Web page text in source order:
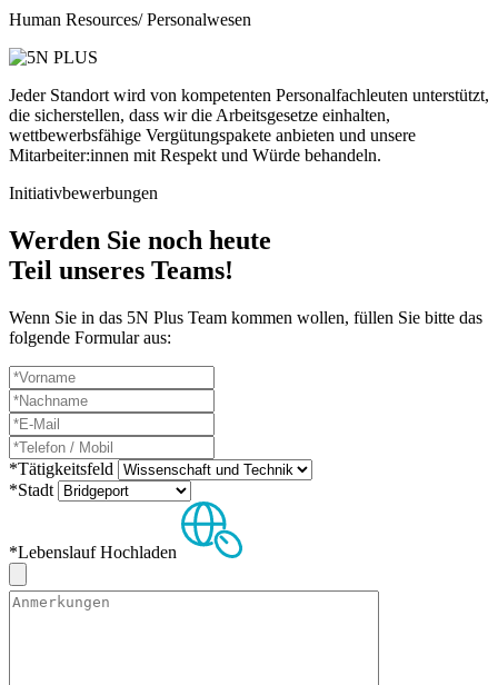
Human Resources/ Personalwesen
Jeder Standort wird von kompetenten Personalfachleuten unterstützt,
die sicherstellen, dass wir die Arbeitsgesetze einhalten,
wettbewerbsfähige Vergütungspakete anbieten und unsere
Mitarbeiter:innen mit Respekt und Würde behandeln.
Initiativbewerbungen
Werden Sie noch heute
Teil unseres Teams!
Wenn Sie in das 5N Plus Team kommen wollen, füllen Sie bitte das
folgende Formular aus:
*Tätigkeitsfeld
*Stadt
*Lebenslauf Hochladen